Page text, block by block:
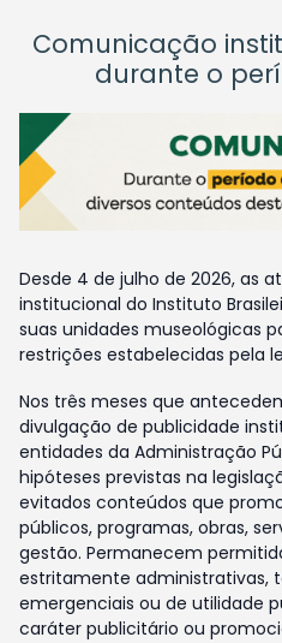
Comunicação
durante o
Desde 4 de julho de 2026, as
institucional do Instituto
suas unidades museológicas
restrições estabelecidas pela
Nos três meses que
divulgação de publicidade
entidades da Administração
hipóteses previstas na
evitados conteúdos que
públicos, programas, obras,
gestão. Permanecem
estritamente administrativas,
emergenciais ou de utilidade
caráter publicitário ou